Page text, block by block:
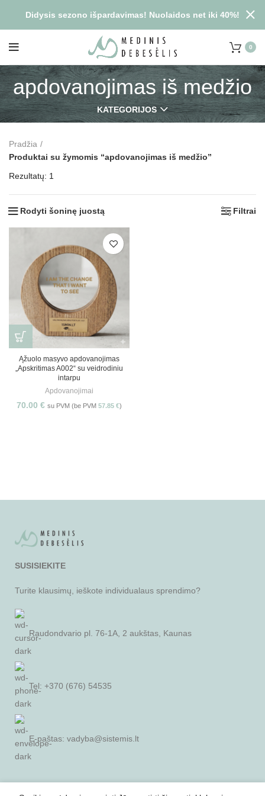
0
apdovanojimas iš medžio
KATEGORIJOS
Pradžia
Produktai su žymomis “apdovanojimas iš medžio”
Rezultatų: 1
Rodyti šoninę juostą Filtrai
Ąžuolo masyvo apdovanojimas
„Apskritimas A002“ su veidrodiniu
intarpu
Apdovanojimai
70.00 € su PVM (be PVM 57.85 €)
SUSISIEKITE
Turite klausimų, ieškote individualaus sprendimo?
Raudondvario pl. 76-1A, 2 aukštas, Kaunas
Tel: +370 (676) 54535
E-paštas: vadyba@sistemis.lt
SVARBI INFORMACIJA
Didysis sezono išpardavimas! Nuolaidos net iki 40%!